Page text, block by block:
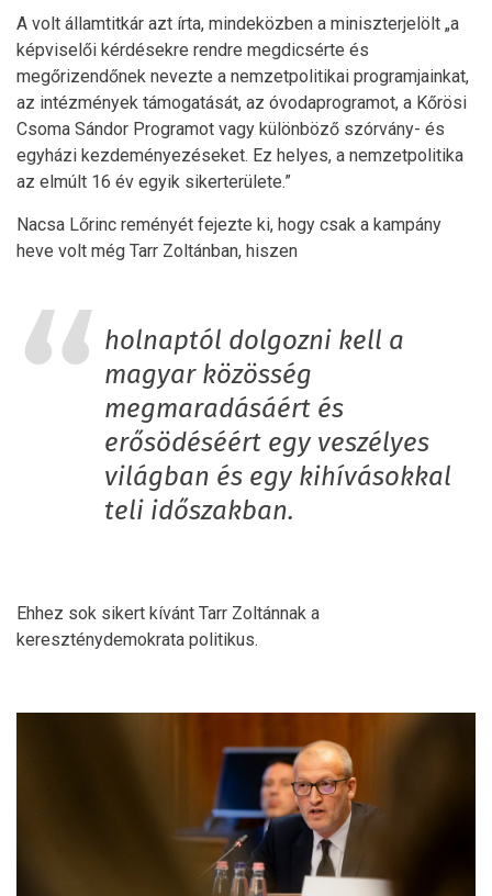
A volt államtitkár azt írta, mindeközben a miniszterjelölt „a
képviselői kérdésekre rendre megdicsérte és
megőrizendőnek nevezte a nemzetpolitikai programjainkat,
az intézmények támogatását, az óvodaprogramot, a Kőrösi
Csoma Sándor Programot vagy különböző szórvány- és
egyházi kezdeményezéseket. Ez helyes, a nemzetpolitika
az elmúlt 16 év egyik sikerterülete.”
Nacsa Lőrinc reményét fejezte ki, hogy csak a kampány
heve volt még Tarr Zoltánban, hiszen
holnaptól dolgozni kell a
magyar közösség
megmaradásáért és
erősödéséért egy veszélyes
világban és egy kihívásokkal
teli időszakban.
Ehhez sok sikert kívánt Tarr Zoltánnak a
kereszténydemokrata politikus.